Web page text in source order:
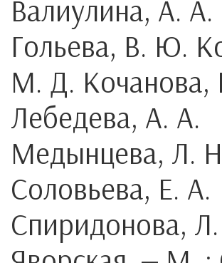
Валиулина, А. А.
Гольева, В. Ю.
М. Д.
Лебедева, А. А.
Медынцева, Л.
Соловьева, Е. А.
Спиридонова,